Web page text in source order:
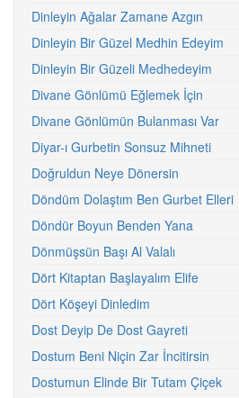
Dinleyin Ağalar Zamane Azgın
Dinleyin Bir Güzel Medhin Edeyim
Dinleyin Bir Güzeli Medhedeyim
Divane Gönlümü Eğlemek İçin
Divane Gönlümün Bulanması Var
Diyar-ı Gurbetin Sonsuz Mihneti
Doğruldun Neye Dönersin
Döndüm Dolaştım Ben Gurbet Elleri
Döndür Boyun Benden Yana
Dönmüşsün Başı Al Valalı
Dört Kitaptan Başlayalım Elife
Dört Köşeyi Dinledim
Dost Deyip De Dost Gayreti
Dostum Beni Niçin Zar İncitirsin
Dostumun Elinde Bir Tutam Çiçek